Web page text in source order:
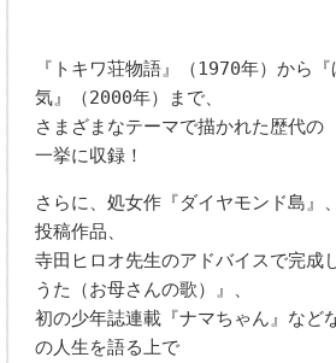
『トキワ荘物語』（1970年）から
気』（2000年）まで、
さまざまなテーマで描かれた歴代
一挙に収録！
さらに、処女作『ダイヤモンド島』
投稿作品、
寺田ヒロオ先生のアドバイスで完成
うた（お母さんの歌）』、
初の少年誌連載『ナマちゃん』など
の人生を語る上で